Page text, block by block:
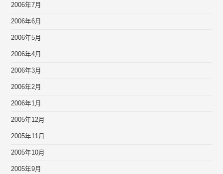
2006年7月
2006年6月
2006年5月
2006年4月
2006年3月
2006年2月
2006年1月
2005年12月
2005年11月
2005年10月
2005年9月